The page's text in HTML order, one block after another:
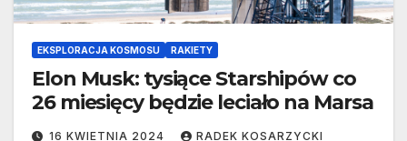
EKSPLORACJA KOSMOSU RAKIETY
Elon Musk: tysiące Starshipów co
26 miesięcy będzie leciało na Marsa
16 KWIETNIA 2024 RADEK KOSARZYCKI